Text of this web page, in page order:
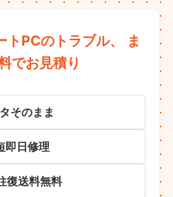
PCのトラブル、
ま
でお見積り
そのまま
即日修理
復送料無料